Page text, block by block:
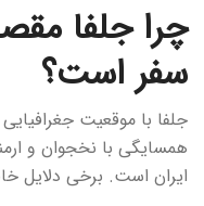
چرا جلفا
سفر است؟
جلفا با موقعیت
همسایگی با نخجوان و
ایران است. برخی دلایل